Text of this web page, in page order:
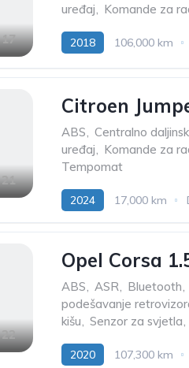
17
uređaj
Komande za
2018 106,000 km
21
Citroen
ABS, Centralno
uređaj, Komande za
Tempomat
2024 17,000 km
22
Opel Corsa
ABS, ASR, Bluetooth,
podešavanje
kišu, Senzor za svjetla,
2020 107,300 km